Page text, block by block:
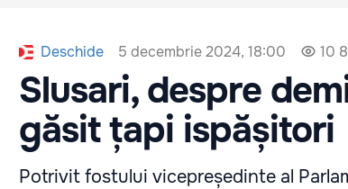
Deschide 5 decembrie 2024, 18:00 10
Slusari, despre
găsit țapi ispășitori
Potrivit fostului vicepreședinte al